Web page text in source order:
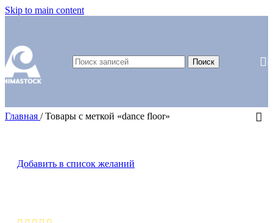
Skip to main content
Поиск
Главная / Товары с меткой «dance floor»
Добавить в список желаний